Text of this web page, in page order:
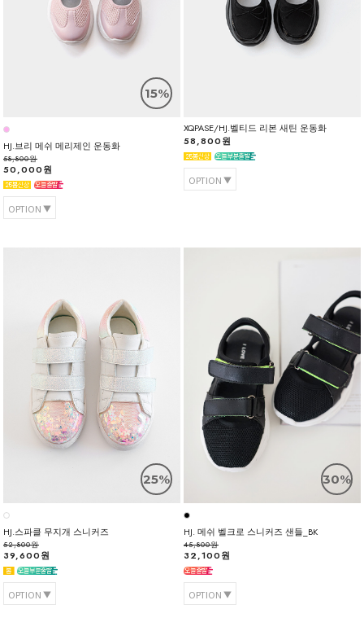
15%
HJ.브리 메쉬 메리제인 운동화
58,800원
50,000원
OPTION
XQPASE/HJ.벨티드 리본 새틴 운동화
58,800원
OPTION
25%
HJ.스파클 무지개 스니커즈
52,800원
39,600원
OPTION
30%
HJ. 메쉬 벨크로 스니커즈 샌들_BK
45,800원
32,100원
OPTION